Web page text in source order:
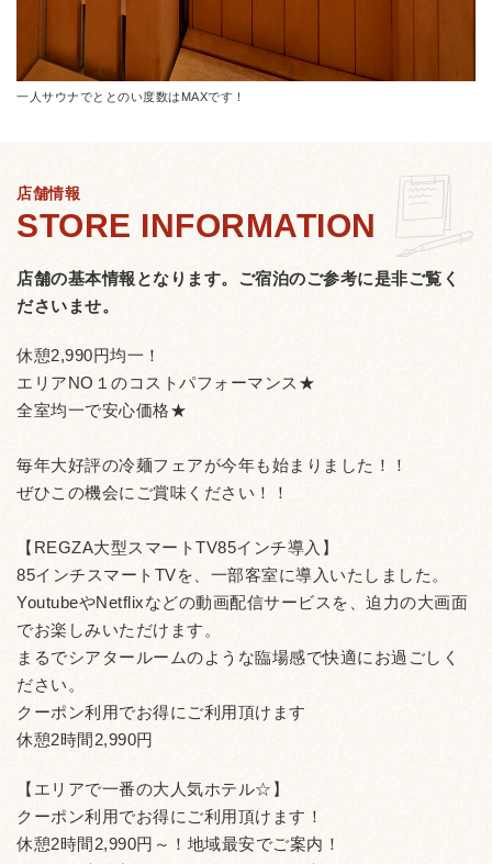
一人サウナでととのい度数はMAXです！
店舗情報
店舗の基本情報となります。 ご宿泊のご参考に是非ご覧く
ださいませ。
休憩2,990円均一！
エリアNO１のコストパフォーマンス★
全室均一で安心価格★
毎年大好評の冷麺フェアが今年も始まりました！！
ぜひこの機会にご賞味ください！！
【REGZA大型スマートTV85インチ導入】
85インチスマートTVを、一部客室に導入いたしました。
YoutubeやNetflixなどの動画配信サービスを、迫力の大画面
でお楽しみいただけます。
まるでシアタールームのような臨場感で快適にお過ごしく
ださい。
クーポン利用でお得にご利用頂けます
休憩2時間2,990円
【エリアで一番の大人気ホテル☆】
クーポン利用でお得にご利用頂けます！
休憩2時間2,990円～！地域最安でご案内！